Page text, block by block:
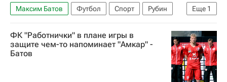
Еще 1
Максим Батов Футбол Спорт
Рубин
Оренбург
ФК "Работнички" в плане игры в
защите чем-то напоминает "Амкар" -
Батов